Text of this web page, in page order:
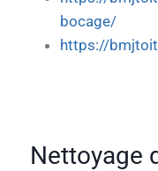
bocage/
https://
Nettoyage